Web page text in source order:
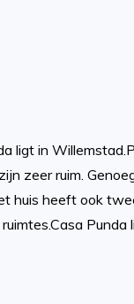
ligt in
zeer ruim.
heeft ook